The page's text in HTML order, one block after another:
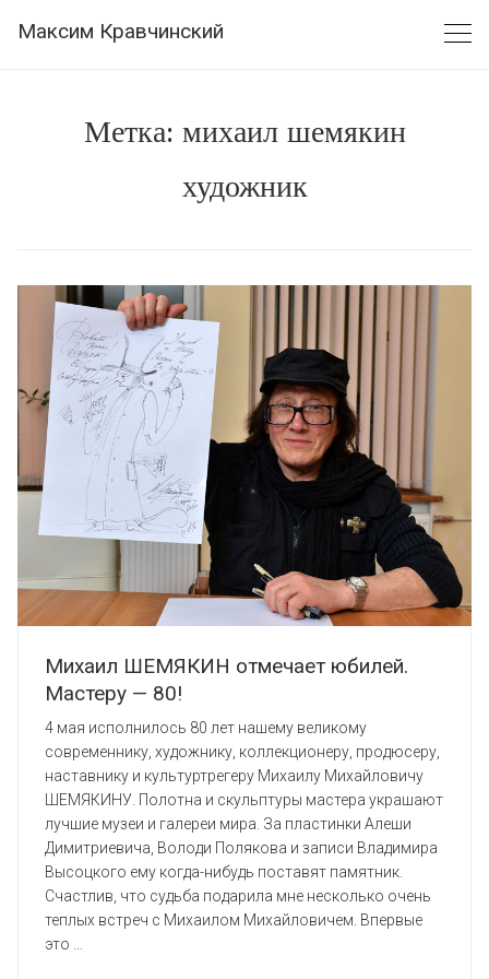
Максим Кравчинский
Метка: михаил шемякин
художник
Михаил ШЕМЯКИН отмечает юбилей.
Мастеру — 80!
4 мая исполнилось 80 лет нашему великому
современнику, художнику, коллекционеру, продюсеру,
наставнику и культуртрегеру Михаилу Михайловичу
ШЕМЯКИНУ. Полотна и скульптуры мастера украшают
лучшие музеи и галереи мира. За пластинки Алеши
Димитриевича, Володи Полякова и записи Владимира
Высоцкого ему когда-нибудь поставят памятник.
Счастлив, что судьба подарила мне несколько очень
теплых встреч с Михаилом Михайловичем. Впервые
это ...